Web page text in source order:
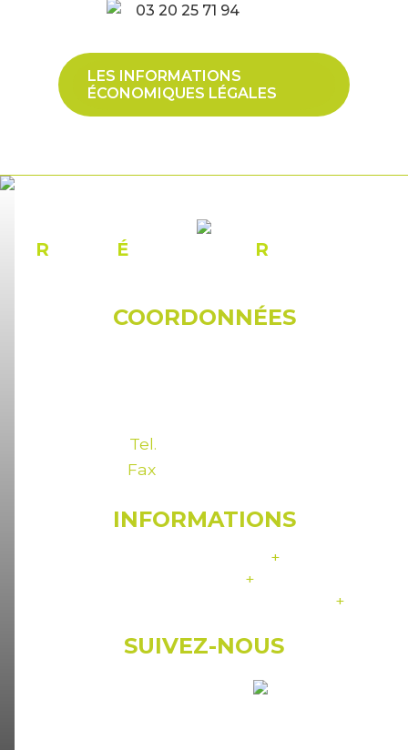
03 20 25 71 94
LES INFORMATIONS
ÉCONOMIQUES LÉGALES
R ÉCONOMIQUE R
COORDONNÉES
Tel.
Fax
INFORMATIONS
+
+
+
SUIVEZ-NOUS